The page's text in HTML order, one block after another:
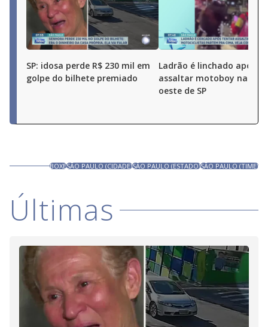
SP: idosa perde R$ 230 mil em
golpe do bilhete premiado
Ladrão é linchado após
assaltar motoboy na
oeste de SP
BOXESÃO PAULO (CIDADE)SÃO PAULO (ESTADO)SÃO PAULO (TIME)
Últimas